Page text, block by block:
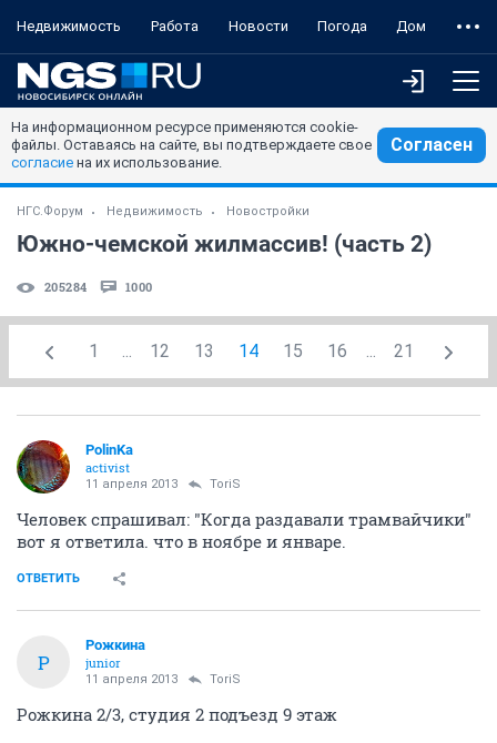
Недвижимость Работа Новости Погода Дом
На информационном ресурсе применяются cookie-
файлы. Оставаясь на сайте, вы подтверждаете свое
согласие на их использование.
Согласен
НГС.Форум Недвижимость Новостройки
Южно-чемской жилмассив! (часть 2)
205284 1000
1 ... 12 13 14 15 16 ... 21
PolinKa
activist
11 апреля 2013 ToriS
Человек спрашивал: "Когда раздавали трамвайчики"
вот я ответила. что в ноябре и январе.
ОТВЕТИТЬ
Р
Рожкина
junior
11 апреля 2013 ToriS
Рожкина 2/3, студия 2 подъезд 9 этаж